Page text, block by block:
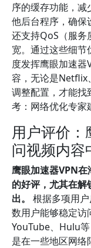
序的缓存功能，
他后台程序，确保
还支持QoS（服务
宽。通过这些细节
度发挥鹰眼加速器
容，无论是Netflix
调整配置，才能找
考：网络优化专家
用户评价：
问视频内容
鹰眼加速器VPN
的好评，尤其在
出。
根据多项用
数用户能够稳定访
YouTube、Hulu
是在一些地区网